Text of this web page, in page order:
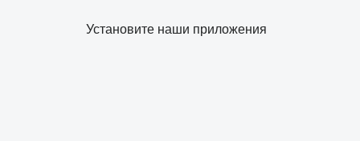
Установите наши приложения